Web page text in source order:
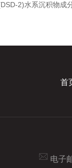
2)水系沉积物成
首
电子